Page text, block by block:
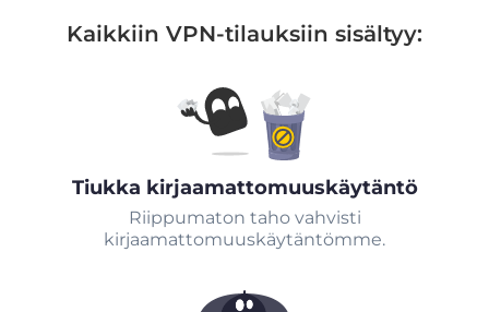
Kaikkiin VPN-tilauksiin sisältyy:
Tiukka kirjaamattomuuskäytäntö
Riippumaton taho vahvisti
kirjaamattomuuskäytäntömme.